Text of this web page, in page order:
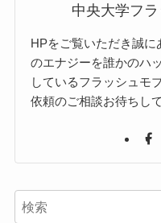
中央大学フ
HPをご覧いただき誠に
のエナジーを誰かのハ
しているフラッシュモ
依頼のご相談お待ちし